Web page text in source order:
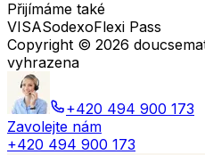
Přijímáme také
VISASodexoFlexi Pass
Copyright © 2026
vyhrazena
+420 494 900 173
Zavolejte nám
+420 494 900 173